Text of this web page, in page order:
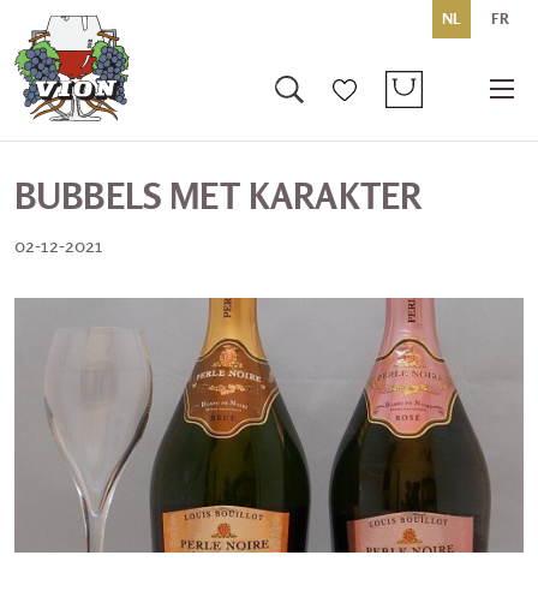
NL FR
BUBBELS MET KARAKTER
02-12-2021